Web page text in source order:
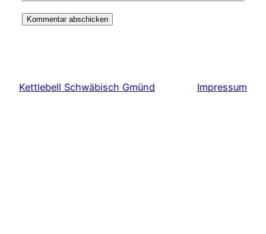
Kettlebell Schwäbisch Gmünd Impressum